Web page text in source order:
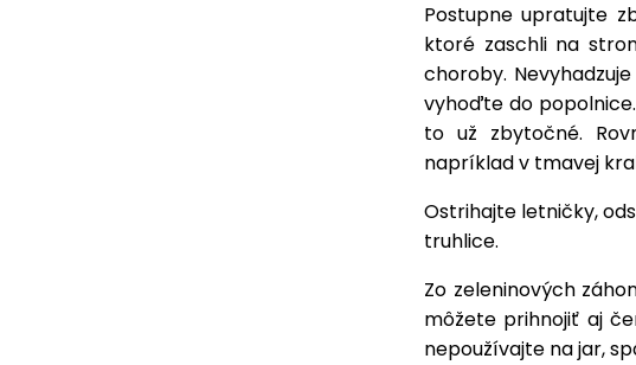
Postupne upratujte
ktoré zaschli na
choroby.
vyhoďte do
to už zbytočné.
napríklad v tmavej
Ostrihajte letničky,
truhlice.
Zo zeleninových
môžete prihnojiť aj
nepoužívajte na jar,